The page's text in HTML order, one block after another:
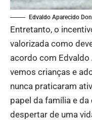
Edvaldo Aparecido
Entretanto, o
valorizada como
acordo com Edvaldo
vemos crianças e
nunca praticaram
papel da família e
despertar de uma